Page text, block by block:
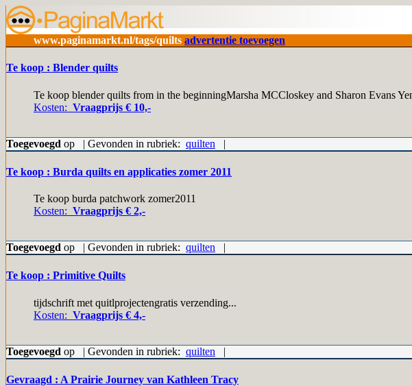
www.paginamarkt.nl/tags/quilts advertentie toevoegen
Te koop : Blender quilts
Te koop blender quilts from in the beginningMarsha MCCloskey and Sharon Evans
Kosten: Vraagprijs € 10,-
Toegevoegd op | Gevonden in rubriek: quilten |
Te koop : Burda quilts en applicaties zomer 2011
Te koop burda patchwork zomer2011
Kosten: Vraagprijs € 2,-
Toegevoegd op | Gevonden in rubriek: quilten |
Te koop : Primitive Quilts
tijdschrift met quitlprojectengratis verzending...
Kosten: Vraagprijs € 4,-
Toegevoegd op | Gevonden in rubriek: quilten |
Gevraagd : A Prairie Journey van Kathleen Tracy